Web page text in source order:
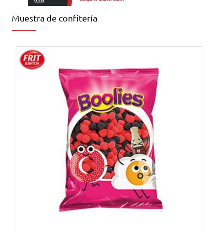
Muestra de confitería